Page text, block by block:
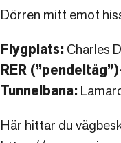
Dörren mitt emot
Flygplats: Charles
RER
Tunnelbana:
Här hittar du